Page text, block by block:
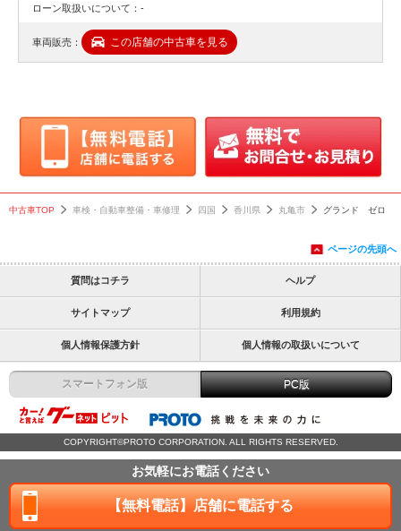
ローン取扱いについて：-
車両販売： この店舗の中古車を見る
中古車TOP 車検・自動車整備・車修理 四国 香川県 丸亀市 グランド ゼロ
お気軽にお電話ください
【無料電話】店舗に電話する
ページの先頭へ
質問はコチラ ヘルプ
サイトマップ 利用規約
個人情報保護方針 個人情報の取扱いについて
スマートフォン版 PC版
COPYRIGHT©PROTO CORPORATION. ALL RIGHTS RESERVED.